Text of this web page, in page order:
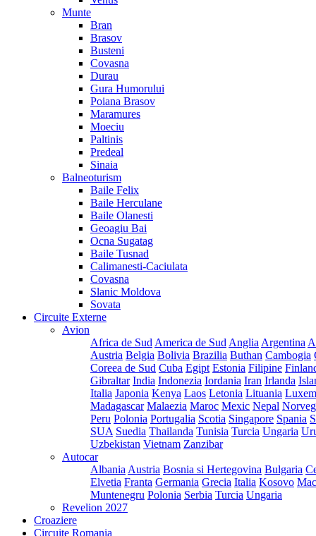
Munte
Bran
Brasov
Busteni
Covasna
Durau
Gura Humorului
Poiana Brasov
Maramures
Moeciu
Paltinis
Predeal
Sinaia
Balneoturism
Baile Felix
Baile Herculane
Baile Olanesti
Geoagiu Bai
Ocna Sugatag
Baile Tusnad
Calimanesti-Caciulata
Covasna
Slanic Moldova
Sovata
Circuite Externe
Avion
Africa de Sud America de Sud Anglia Argentina
Austria Belgia Bolivia Brazilia Buthan Cambogia
Coreea de Sud Cuba Egipt Estonia Filipine
Gibraltar India Indonezia Iordania Iran Irlanda
Italia Japonia Kenya Laos Letonia Lituania
Madagascar Malaezia Maroc Mexic Nepal
Peru Polonia Portugalia Scotia Singapore Spania
SUA Suedia Thailanda Tunisia Turcia Ungaria
Uzbekistan Vietnam Zanzibar
Autocar
Albania Austria Bosnia si Hertegovina Bulgaria
Elvetia Franta Germania Grecia Italia Kosovo
Muntenegru Polonia Serbia Turcia Ungaria
Revelion 2027
Croaziere
Circuite Romania